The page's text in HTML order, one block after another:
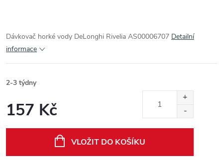
Dávkovač horké vody DeLonghi Rivelia AS00006707 Detailní
informace
2-3 týdny
157 Kč
VLOŽIT DO KOŠÍKU